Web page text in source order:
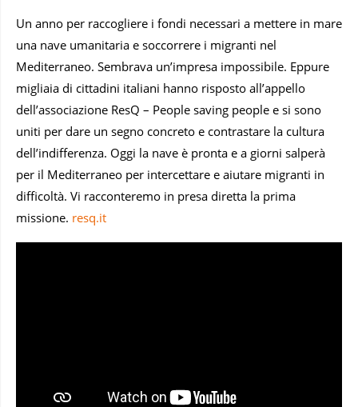
Un anno per raccogliere i fondi necessari a mettere in mare
una nave umanitaria e soccorrere i migranti nel
Mediterraneo. Sembrava un’impresa impossibile. Eppure
migliaia di cittadini italiani hanno risposto all’appello
dell’associazione ResQ – People saving people e si sono
uniti per dare un segno concreto e contrastare la cultura
dell’indifferenza. Oggi la nave è pronta e a giorni salperà
per il Mediterraneo per intercettare e aiutare migranti in
difficoltà. Vi racconteremo in presa diretta la prima
missione. resq.it